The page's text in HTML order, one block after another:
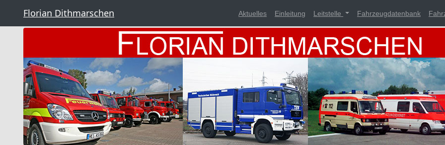
Florian Dithmarschen Aktuelles Einleitung Leitstelle Fahrzeugdatenbank